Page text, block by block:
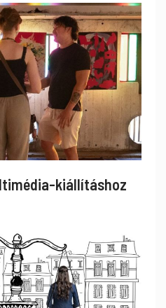
kiállításhoz